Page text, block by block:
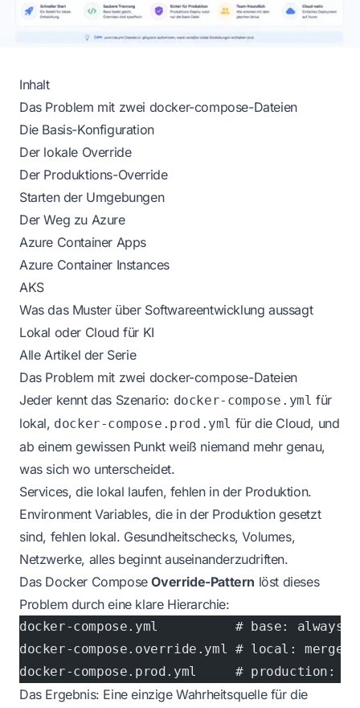
Inhalt
Das Problem mit zwei docker-compose-Dateien
Die Basis-Konfiguration
Der lokale Override
Der Produktions-Override
Starten der Umgebungen
Der Weg zu Azure
Azure Container Apps
Azure Container Instances
AKS
Was das Muster über Softwareentwicklung aussagt
Lokal oder Cloud für KI
Alle Artikel der Serie
Das Problem mit zwei docker-compose-Dateien
Jeder kennt das Szenario: docker-compose.yml für
lokal, docker-compose.prod.yml für die Cloud, und
ab einem gewissen Punkt weiß niemand mehr genau,
was sich wo unterscheidet.
Services, die lokal laufen, fehlen in der Produktion.
Environment Variables, die in der Produktion gesetzt
sind, fehlen lokal. Gesundheitschecks, Volumes,
Netzwerke, alles beginnt auseinanderzudriften.
Das Docker ComposeOverride-Pattern löst dieses
Problem durch eine klare Hierarchie:
docker-compose.yml          # base: always
docker-compose.override.yml # local:
docker-compose.prod.yml     #
Das Ergebnis: Eine einzige Wahrheitsquelle für die